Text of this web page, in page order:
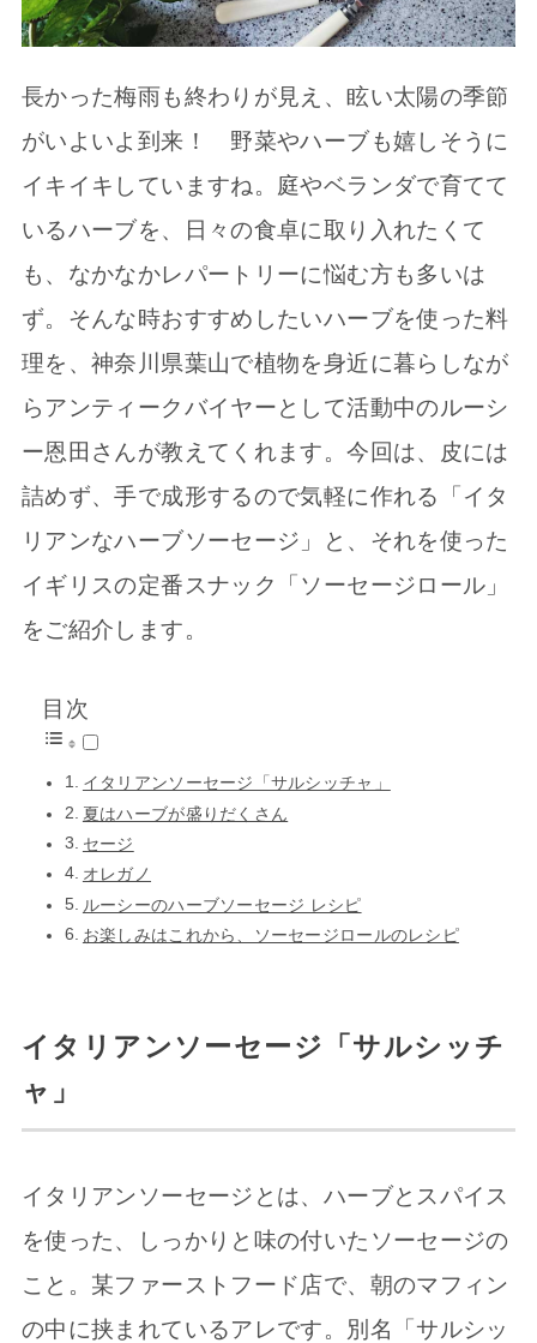
長かった梅雨も終わりが見え、眩い太陽の季節
がいよいよ到来！ 野菜やハーブも嬉しそうに
イキイキしていますね。庭やベランダで育てて
いるハーブを、日々の食卓に取り入れたくて
も、なかなかレパートリーに悩む方も多いは
ず。そんな時おすすめしたいハーブを使った料
理を、神奈川県葉山で植物を身近に暮らしなが
らアンティークバイヤーとして活動中のルーシ
ー恩田さんが教えてくれます。今回は、皮には
詰めず、手で成形するので気軽に作れる「イタ
リアンなハーブソーセージ」と、それを使った
イギリスの定番スナック「ソーセージロール」
をご紹介します。
目次
イタリアンソーセージ「サルシッチャ」
夏はハーブが盛りだくさん
セージ
オレガノ
ルーシーのハーブソーセージ レシピ
お楽しみはこれから、ソーセージロールのレシピ
イタリアンソーセージ「サルシッチ
ャ」
イタリアンソーセージとは、ハーブとスパイス
を使った、しっかりと味の付いたソーセージの
こと。某ファーストフード店で、朝のマフィン
の中に挟まれているアレです。別名「サルシッ